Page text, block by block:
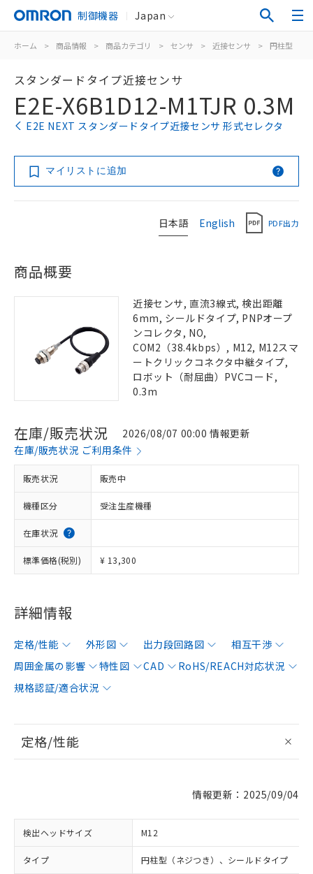
制御機器 Japan
ホーム > 商品情報 > 商品カテゴリ > センサ > 近接センサ > 円柱型
スタンダードタイプ近接センサ
E2E-X6B1D12-M1TJR 0.3M
E2E NEXT スタンダードタイプ近接センサ 形式セレクタ
マイリストに追加
日本語 English PDF出力
商品概要
近接センサ, 直流3線式, 検出距離
6mm, シールドタイプ, PNPオープ
ンコレクタ, NO,
COM2（38.4kbps）, M12, M12スマ
ートクリックコネクタ中継タイプ,
ロボット（耐屈曲）PVCコード,
0.3m
在庫/販売状況
2026/08/07 00:00 情報更新
在庫/販売状況 ご利用条件
販売状況 販売中
機種区分 受注生産機種
在庫状況
標準価格(税別) ¥ 13,300
詳細情報
定格/性能 外形図 出力段回路図
相互干渉
周囲金属の影響
特性図 CAD
RoHS/REACH対応状況
規格認証/適合状況
定格/性能
情報更新：2025/09/04
検出ヘッドサイズ M12
タイプ 円柱型（ネジつき）、シールドタイプ